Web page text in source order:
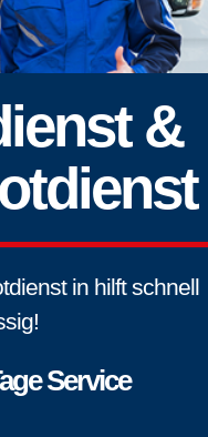
&
in hilft schnell
Service